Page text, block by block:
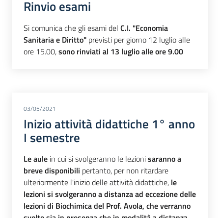
Rinvio esami
Si comunica che gli esami del C.I. "Economia
Sanitaria e Diritto" previsti per giorno 12 luglio alle
ore 15.00,sono rinviati al 13 luglio alle ore 9.00
03/05/2021
Inizio attività didattiche 1° anno
I semestre
Le aule in cui si svolgeranno le lezionisaranno a
breve disponibili pertanto, per non ritardare
ulteriormente l'inizio delle attività didattiche, le
lezioni si svolgeranno a distanzaad eccezione delle
lezioni di Biochimica del Prof. Avola, che verranno